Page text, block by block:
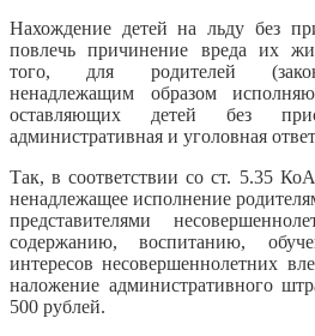
Нахождение детей на льду без
повлечь причинение вреда их
того, для родителей
ненадлежащим образом
оставляющих детей без
административная и уголовная
Так, в соответствии со ст. 5.35
ненадлежащее исполнение
представителями
содержанию, воспитанию,
интересов несовершеннолетних
наложение административного
500 рублей.